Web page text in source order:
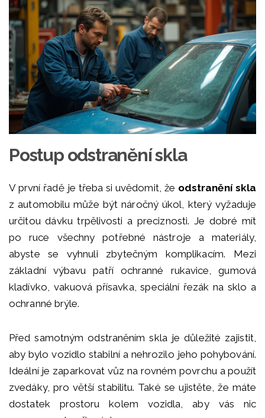
Postup odstranění skla
V první řadě je třeba si uvědomit, že odstranění skla
z automobilu může být náročný úkol, který vyžaduje
určitou dávku trpělivosti a preciznosti. Je dobré mít
po ruce všechny potřebné nástroje a materiály,
abyste se vyhnuli zbytečným komplikacím. Mezi
základní výbavu patří ochranné rukavice, gumová
kladívko, vakuová přísavka, speciální řezák na sklo a
ochranné brýle.
Před samotným odstraněním skla je důležité zajistit,
aby bylo vozidlo stabilní a nehrozilo jeho pohybování.
Ideální je zaparkovat vůz na rovném povrchu a použít
zvedáky, pro větší stabilitu. Také se ujistěte, že máte
dostatek prostoru kolem vozidla, aby vás nic